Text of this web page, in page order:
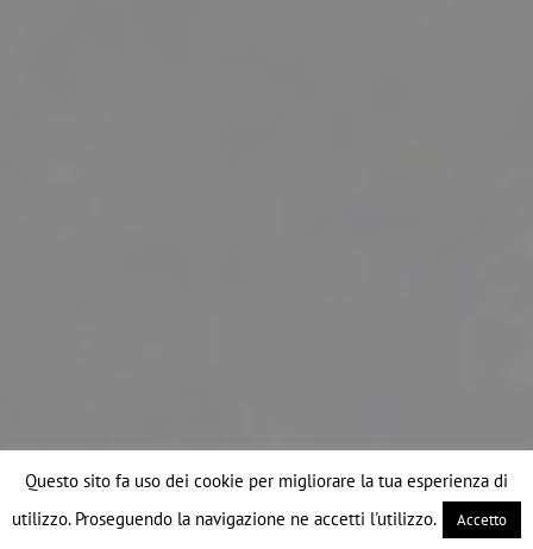
Questo sito fa uso dei cookie per migliorare la tua esperienza di
utilizzo. Proseguendo la navigazione ne accetti l'utilizzo.
Accetto